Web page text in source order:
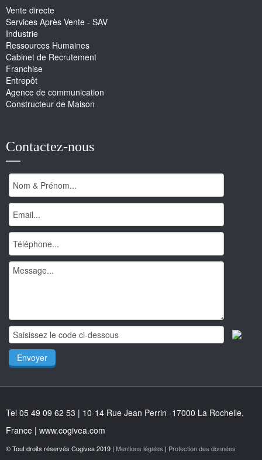
Vente directe
Services Après Vente - SAV
Industrie
Ressources Humaines
Cabinet de Recrutement
Franchise
Entrepôt
Agence de communication
Constructeur de Maison
Contactez-nous
Tel 05 49 09 62 53 | 10-14 Rue Jean Perrin -17000 La Rochelle,
France | www.cogivea.com
© Tout droits réservés Cogivea 2019 | Mentions légales | Protection des données